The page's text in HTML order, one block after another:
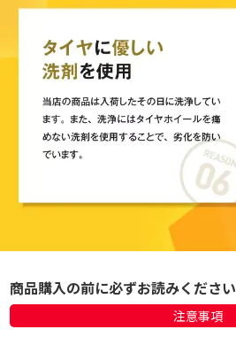
商品購入の前に必ずお読みください
注意事項